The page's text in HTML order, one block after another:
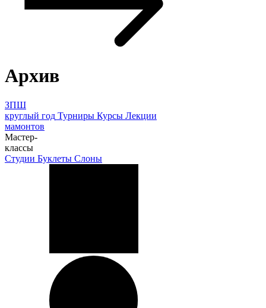
Архив
ЗПШ
круглый год Турниры Курсы Лекции
мамонтов
Мастер-
классы
Студии Буклеты Слоны